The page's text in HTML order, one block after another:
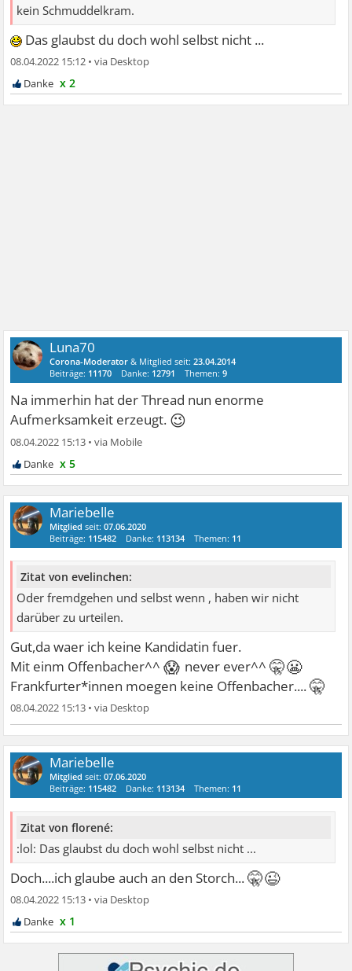
kein Schmuddelkram.
Das glaubst du doch wohl selbst nicht ...
08.04.2022 15:12 •
x 2
Luna70
Corona-Moderator & Mitglied seit:23.04.2014
Beiträge: 11170 Danke: 12791 Themen:9
Na immerhin hat der Thread nun enorme
Aufmerksamkeit erzeugt. 😉
08.04.2022 15:13 •
x 5
Mariebelle
Mitglied seit:07.06.2020
Beiträge: 115482 Danke: 113134 Themen: 11
Zitat von evelinchen:
Oder fremdgehen und selbst wenn , haben wir nicht
darüber zu urteilen.
Gut,da waer ich keine Kandidatin fuer.
Mit einm Offenbacher^^😱 never ever^^ 🤫😬
Frankfurter*innen moegen keine Offenbacher....🤫
08.04.2022 15:13 •
Mariebelle
Mitglied seit:07.06.2020
Beiträge: 115482 Danke: 113134 Themen: 11
Zitat von florené:
:lol: Das glaubst du doch wohl selbst nicht ...
Doch....ich glaube auch an den Storch...🤫😉
08.04.2022 15:13 •
x 1